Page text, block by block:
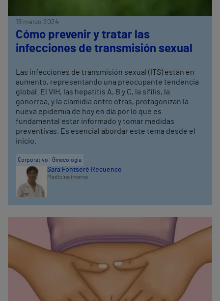
19 marzo 2024
Cómo prevenir y tratar las
infecciones de transmisión sexual
Las infecciones de transmisión sexual (ITS) están en
aumento, representando una preocupante tendencia
global. El VIH, las hepatitis A, B y C, la sífilis, la
gonorrea, y la clamidia entre otras, protagonizan la
nueva epidemia de hoy en día por lo que es
fundamental estar informado y tomar medidas
preventivas. Es esencial abordar este tema desde el
inicio.
Corporativo Ginecología
Sara Fontserè Recuenco
Medicina interna